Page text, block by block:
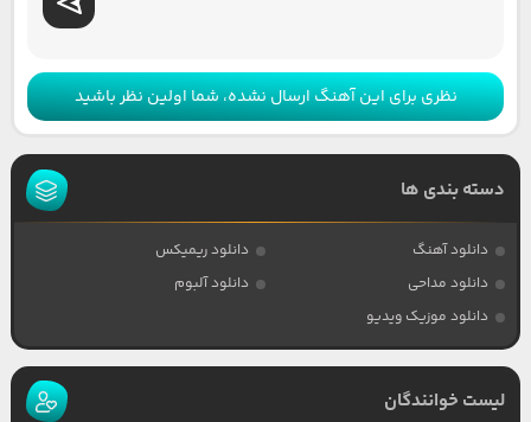
نظری برای این آهنگ ارسال نشده، شما اولین نظر باشید
دسته بندی ها
دانلود آهنگ
دانلود ریمیکس
دانلود مداحی
دانلود آلبوم
دانلود موزیک ویدیو
لیست خوانندگان